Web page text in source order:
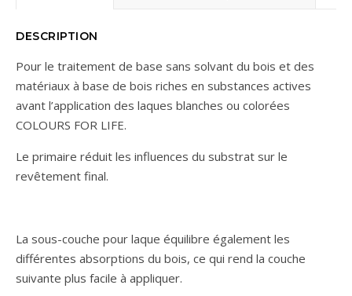
DESCRIPTION
Pour le traitement de base sans solvant du bois et des
matériaux à base de bois riches en substances actives
avant l’application des laques blanches ou colorées
COLOURS FOR LIFE.
Le primaire réduit les influences du substrat sur le
revêtement final.
La sous-couche pour laque équilibre également les
différentes absorptions du bois, ce qui rend la couche
suivante plus facile à appliquer.